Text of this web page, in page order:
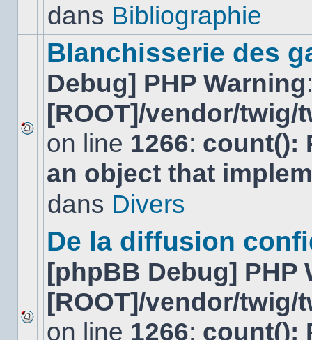
dansdans Bibliographie
Aucun
nouveau
message
non-
dans
Blanchisserie des
Debug] PHP Warning
[ROOT]/vendor/
on line 1266: count():
an object that
dans Divers
Aucun
De la diffusion
[phpBB Debug] PHP
[ROOT]/vendor/
on line 1266: count():